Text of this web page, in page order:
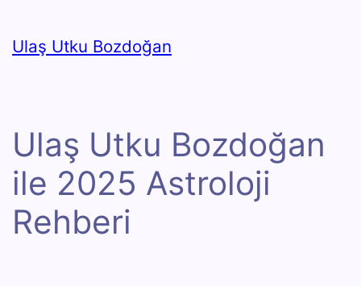
geç
Ulaş Utku Bozdoğan
Ulaş Utku Bozdoğan
ile 2025 Astroloji
Rehberi